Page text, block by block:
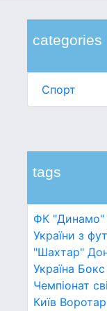
categories
Спорт
tags
ФК "Динамо"
України з
"Шахтар"
Україна Бокс
Чемпіонат
Київ